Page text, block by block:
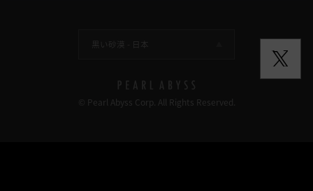
黒い砂漠 - 日本
© Pearl Abyss Corp. All Rights Reserved.